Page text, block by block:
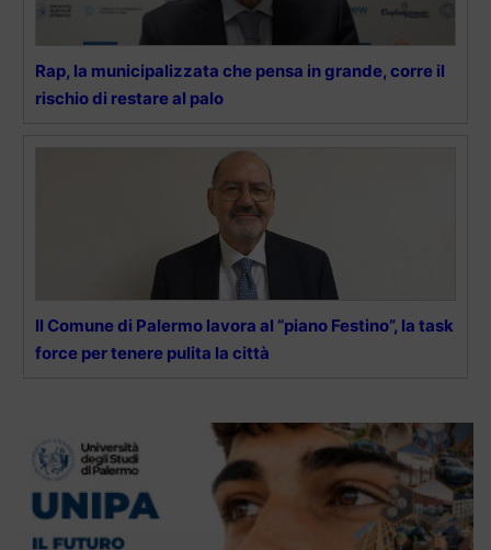
Rap, la municipalizzata che pensa in grande, corre il
rischio di restare al palo
Il Comune di Palermo lavora al “piano Festino”, la task
force per tenere pulita la città